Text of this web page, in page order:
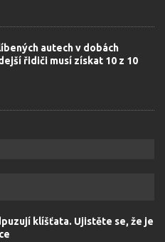
autech v dobách
řidiči musí získat 10 z 10
klíšťata. Ujistěte se, že je